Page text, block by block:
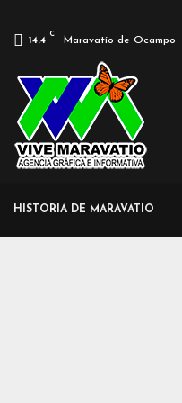
14.4
C
Maravatío de Ocampo
HISTORIA DE MARAVATIO